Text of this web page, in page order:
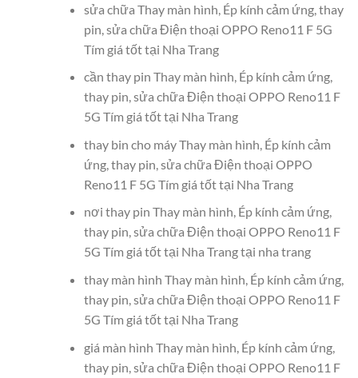
sửa chữa Thay màn hình, Ép kính cảm ứng, thay
pin, sửa chữa Điện thoại OPPO Reno11 F 5G
Tím giá tốt tại Nha Trang
cần thay pin Thay màn hình, Ép kính cảm ứng,
thay pin, sửa chữa Điện thoại OPPO Reno11 F
5G Tím giá tốt tại Nha Trang
thay bin cho máy Thay màn hình, Ép kính cảm
ứng, thay pin, sửa chữa Điện thoại OPPO
Reno11 F 5G Tím giá tốt tại Nha Trang
nơi thay pin Thay màn hình, Ép kính cảm ứng,
thay pin, sửa chữa Điện thoại OPPO Reno11 F
5G Tím giá tốt tại Nha Trang tại nha trang
thay màn hình Thay màn hình, Ép kính cảm ứng,
thay pin, sửa chữa Điện thoại OPPO Reno11 F
5G Tím giá tốt tại Nha Trang
giá màn hình Thay màn hình, Ép kính cảm ứng,
thay pin, sửa chữa Điện thoại OPPO Reno11 F